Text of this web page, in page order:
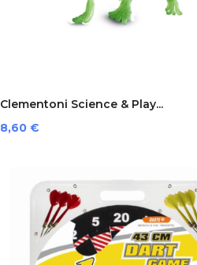
Clementoni Science & Play...
Preis
8,60 €